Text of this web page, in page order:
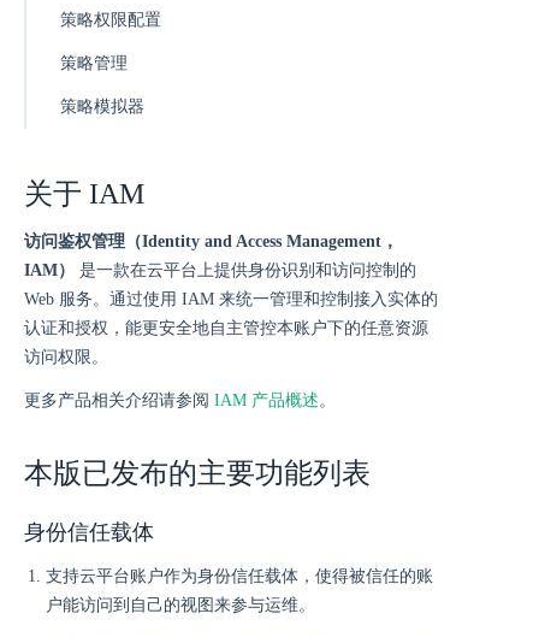
策略权限配置
策略管理
策略模拟器
关于 IAM
访问鉴权管理（Identity and Access Management，
IAM）
是一款在云平台上提供身份识别和访问控制的
Web 服务。通过使用 IAM 来统一管理和控制接入实体的
认证和授权，能更安全地自主管控本账户下的任意资源
访问权限。
更多产品相关介绍请参阅 IAM 产品概述。
本版已发布的主要功能列表
身份信任载体
支持云平台账户作为身份信任载体，使得被信任的账
户能访问到自己的视图来参与运维。